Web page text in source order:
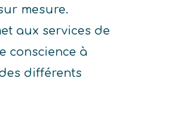
mesure.
aux services de
conscience à
différents